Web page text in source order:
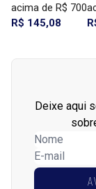
acima de R$ 700
R$ 145,08
Deixe aqui